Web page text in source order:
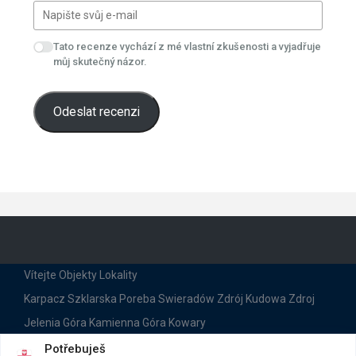
Tato recenze vychází z mé vlastní zkušenosti a vyjadřuje
můj skutečný názor.
Odeslat recenzi
Vítejte Objekty
Lokality
Karpacz Szklarska Poreba Swieradów Zdrój Kudowa Zdroj
Jelenia Góra Kamienna Góra Kowary
UbytováníKontakty
Potřebuješ